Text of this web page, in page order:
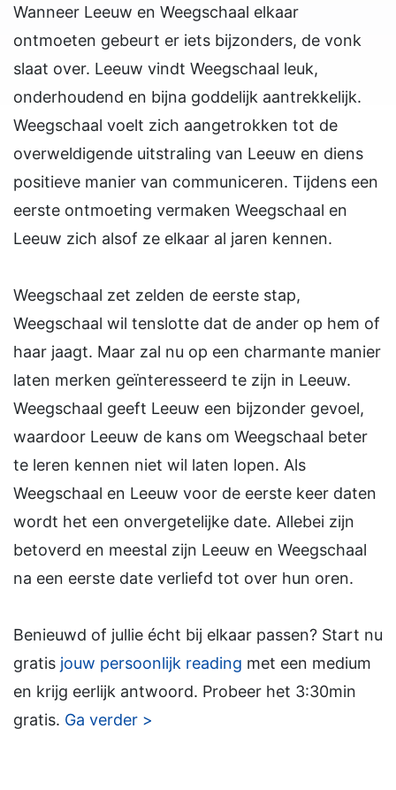
Wanneer Leeuw en Weegschaal elkaar
ontmoeten gebeurt er iets bijzonders, de vonk
slaat over. Leeuw vindt Weegschaal leuk,
onderhoudend en bijna goddelijk aantrekkelijk.
Weegschaal voelt zich aangetrokken tot de
overweldigende uitstraling van Leeuw en diens
positieve manier van communiceren. Tijdens een
eerste ontmoeting vermaken Weegschaal en
Leeuw zich alsof ze elkaar al jaren kennen.
Weegschaal zet zelden de eerste stap,
Weegschaal wil tenslotte dat de ander op hem of
haar jaagt. Maar zal nu op een charmante manier
laten merken geïnteresseerd te zijn in Leeuw.
Weegschaal geeft Leeuw een bijzonder gevoel,
waardoor Leeuw de kans om Weegschaal beter
te leren kennen niet wil laten lopen. Als
Weegschaal en Leeuw voor de eerste keer daten
wordt het een onvergetelijke date. Allebei zijn
betoverd en meestal zijn Leeuw en Weegschaal
na een eerste date verliefd tot over hun oren.
Benieuwd of jullie écht bij elkaar passen? Start nu
gratis jouw persoonlijk reading met een medium
en krijg eerlijk antwoord. Probeer het 3:30min
gratis. Ga verder >